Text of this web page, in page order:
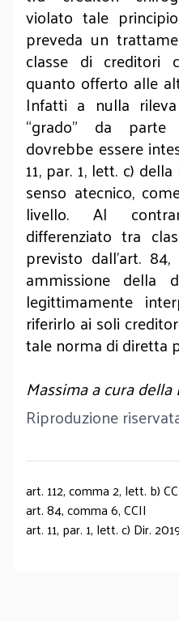
violato tale
preveda un
classe di creditori
quanto offerto alle
Infatti a nulla
“grado” da
dovrebbe essere
11, par. 1, lett. c)
senso atecnico,
livello. Al
differenziato tra
previsto dall’art.
ammissione della
legittimamente
riferirlo ai soli
tale norma di diretta
Massima a cura
Riproduzione
art. 112, comma 2, lett. b)
art. 84, comma 6, CCII
art. 11, par. 1, lett. c) Dir.